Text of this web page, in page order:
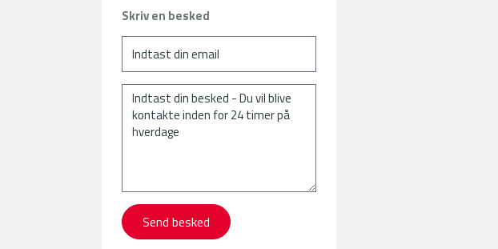
Skriv en besked
Send besked